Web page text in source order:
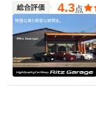
総合評価 4.3点